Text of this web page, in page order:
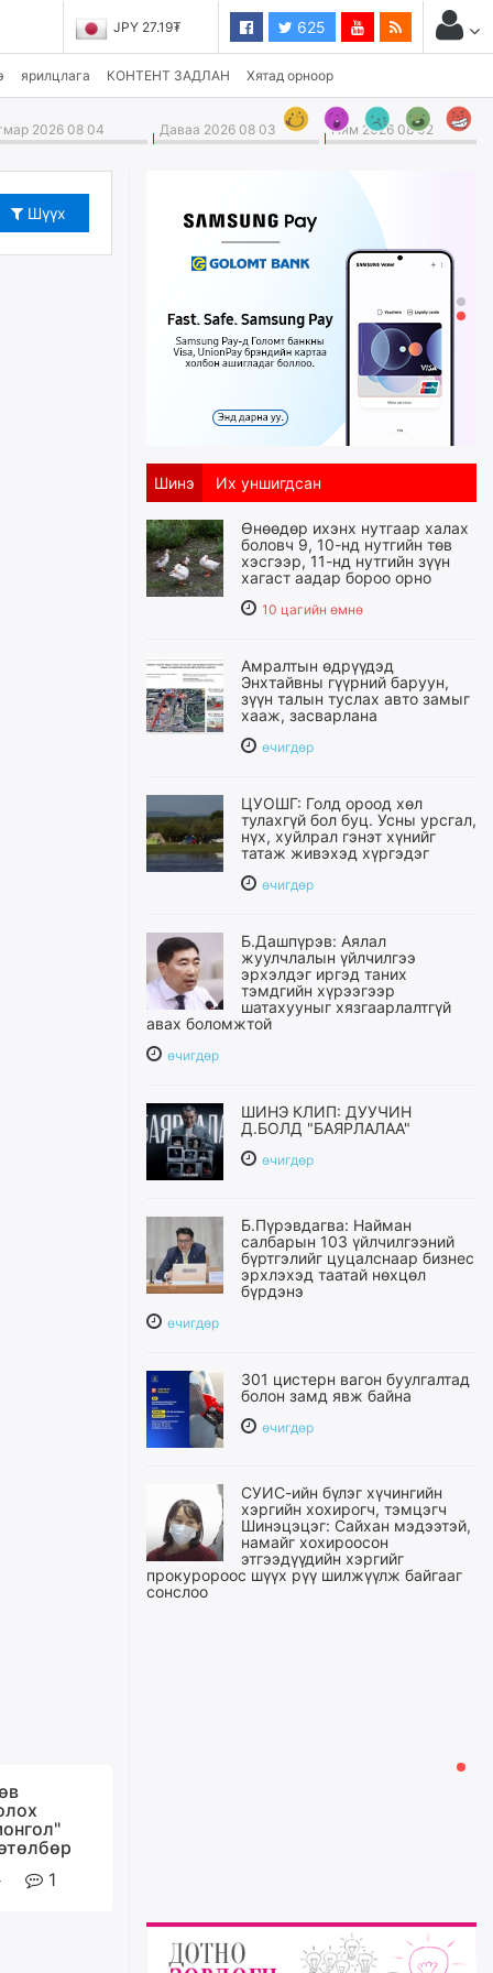
JPY 27.19₮ 625
ярилцлага КОНТЕНТ ЗАДЛАН Хятад орноор
2026 08 04 Даваа 2026 08 03 Ням 2026 08 02
Шүүх
1
Шинэ Их уншигдсан
Өнөөдөр ихэнх нутгаар халах
боловч 9, 10-нд нутгийн төв
хэсгээр, 11-нд нутгийн зүүн
хагаст аадар бороо орно
10 цагийн өмнө
Амралтын өдрүүдэд
Энхтайвны гүүрний баруун,
зүүн талын туслах авто замыг
хааж, засварлана
өчигдѳр
ЦУОШГ: Голд ороод хөл
тулахгүй бол буц. Усны урсгал,
нүх, хуйлрал гэнэт хүнийг
татаж живэхэд хүргэдэг
өчигдѳр
Б.Дашпүрэв: Аялал
жуулчлалын үйлчилгээ
эрхэлдэг иргэд таних
тэмдгийн хүрээгээр
шатахууныг хязгаарлалтгүй
авах боломжтой
өчигдѳр
ШИНЭ КЛИП: ДУУЧИН
Д.БОЛД "БАЯРЛАЛАА"
өчигдѳр
Б.Пүрэвдагва: Найман
салбарын 103 үйлчилгээний
бүртгэлийг цуцалснаар бизнес
эрхлэхэд таатай нөхцөл
бүрдэнэ
өчигдѳр
301 цистерн вагон буулгалтад
болон замд явж байна
өчигдѳр
СУИС-ийн бүлэг хүчингийн
хэргийн хохирогч, тэмцэгч
Шинэцэцэг: Сайхан мэдээтэй,
намайг хохироосон
этгээдүүдийн хэргийг
прокуророос шүүх рүү шилжүүлж байгааг
сонслоо
Ц.Сандаг-Очир: COP17 ба